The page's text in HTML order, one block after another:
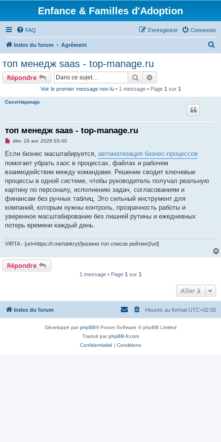
Enfance & Familles d'Adoption
FAQ Connexion
S’enregistrer
Index du forum Agrément
топ менедж saas - top-manage.ru
Répondre Rechercher
Voir le premier message non lu• 1 message • Page 1 sur 1
Casvirtapougs
топ менедж saas - top-manage.ru
M
s
a
g
e
n
o
n
l
u
dim. 19 avr. 2026 03:40
Если бизнес масштабируется, автоматизация бизнес-процессов
помогает убрать хаос в процессах, файлах и рабочем
взаимодействии между командами. Решение сводит ключевые
процессы в одной системе, чтобы руководитель получал реальную
картину по персоналу, исполнению задач, согласованиям и
финансам без ручных таблиц. Это сильный инструмент для
компаний, которым нужны контроль, прозрачность работы и
уверенное масштабирование без лишней рутины и ежедневных
потерь времени каждый день.
VIRTA - [url=https://t.me/slekryt/]казино топ список рейтинг[/url]
Répondre
1 message • Page 1 sur 1
Aller à
Index du forum Heures au format UTC+02:00
Développé parphpBB® Forum Software © phpBB Limited
Traduit parphpBB-fr.com
Confidentialité | Conditions